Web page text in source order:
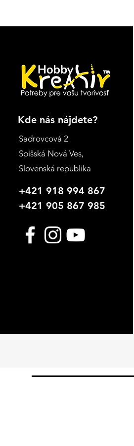
Kde nás nájdete?
Sadrovcová 2
Spišská Nová Ves,
Slovenská republika
+421 918 994 867
+421 905 867 985